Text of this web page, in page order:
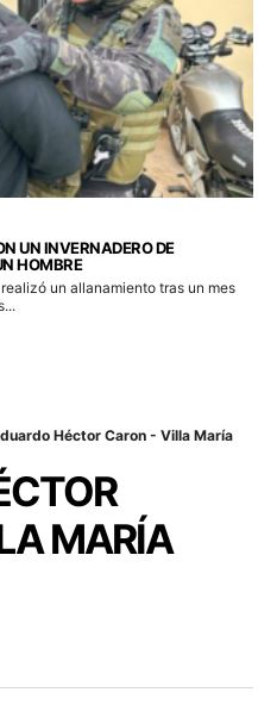
UN INVERNADERO DE
HOMBRE
un allanamiento tras un mes